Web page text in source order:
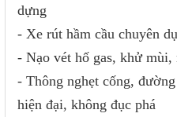
dựng
- Xe rút hầm cầu chuyên
- Nạo vét hố gas, khử mùi,
- Thông nghẹt cống,
hiện đại, không đục phá